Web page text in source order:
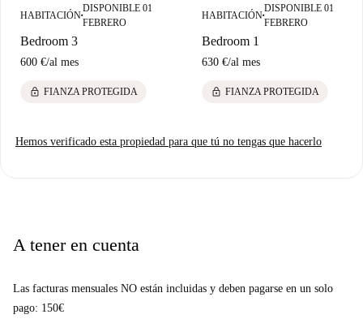
acceso a las necesidades diarias.
HABITACIÓN■
DISPONIBLE 01
FEBRERO
Bedroom 3
600 €/al mes
lock FIANZA PROTEGIDA
HABITACIÓN■
DISPONIBLE 01
FEBRERO
Bedroom 1
630 €/al mes
lock FIANZA PROTEGIDA
Hemos verificado esta propiedad para que tú no tengas que hacerlo
A tener en cuenta
Las facturas mensuales NO están incluidas y deben pagarse en un solo
pago: 150€